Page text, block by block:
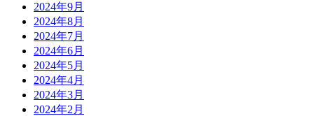
2024年9月
2024年8月
2024年7月
2024年6月
2024年5月
2024年4月
2024年3月
2024年2月